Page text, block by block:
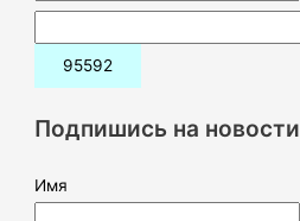
о
и
:Подпишись на новости
Имя